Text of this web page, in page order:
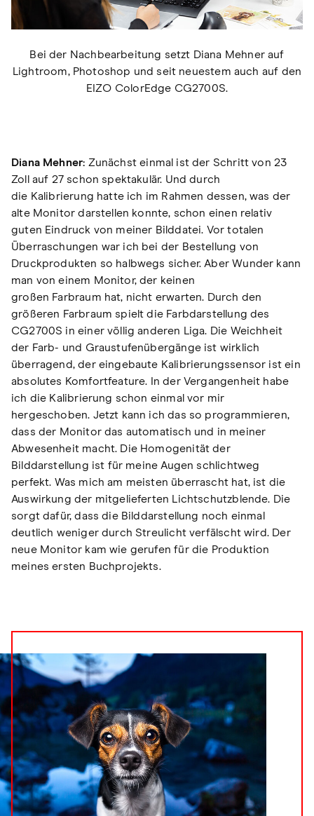
Bei der Nachbearbeitung setzt Diana Mehner auf
Lightroom, Photoshop und seit neuestem auch auf den
EIZO ColorEdge CG2700S.
Diana Mehner: Zunächst einmal ist der Schritt von 23
Zoll auf 27 schon spektakulär. Und durch
die Kalibrierung hatte ich im Rahmen dessen, was der
alte Monitor darstellen konnte, schon einen relativ
guten Eindruck von meiner Bilddatei. Vor totalen
Überraschungen war ich bei der Bestellung von
Druckprodukten so halbwegs sicher. Aber Wunder kann
man von einem Monitor, der keinen
großen Farbraum hat, nicht erwarten. Durch den
größeren Farbraum spielt die Farbdarstellung des
CG2700S in einer völlig anderen Liga. Die Weichheit
der Farb- und Graustufenübergänge ist wirklich
überragend, der eingebaute Kalibrierungssensor ist ein
absolutes Komfortfeature. In der Vergangenheit habe
ich die Kalibrierung schon einmal vor mir
hergeschoben. Jetzt kann ich das so programmieren,
dass der Monitor das automatisch und in meiner
Abwesenheit macht. Die Homogenität der
Bilddarstellung ist für meine Augen schlichtweg
perfekt. Was mich am meisten überrascht hat, ist die
Auswirkung der mitgelieferten Lichtschutzblende. Die
sorgt dafür, dass die Bilddarstellung noch einmal
deutlich weniger durch Streulicht verfälscht wird. Der
neue Monitor kam wie gerufen für die Produktion
meines ersten Buchprojekts.